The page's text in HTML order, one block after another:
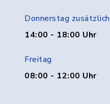
Donnerstag zusätzlich
14:00 - 18:00 Uhr
Freitag
08:00 - 12:00 Uhr